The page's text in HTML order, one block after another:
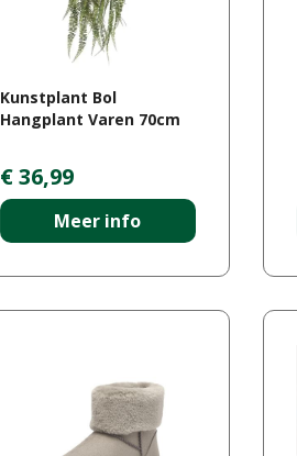
Kunstplant Bol
Hangplant Varen 70cm
€36,99
Meer info